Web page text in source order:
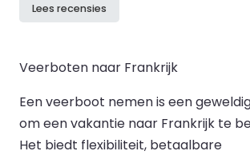
Lees recensies
Veerboten naar Frankrijk
Een veerboot nemen is een
om een vakantie naar Frankrijk te
Het biedt flexibiliteit, betaalbare